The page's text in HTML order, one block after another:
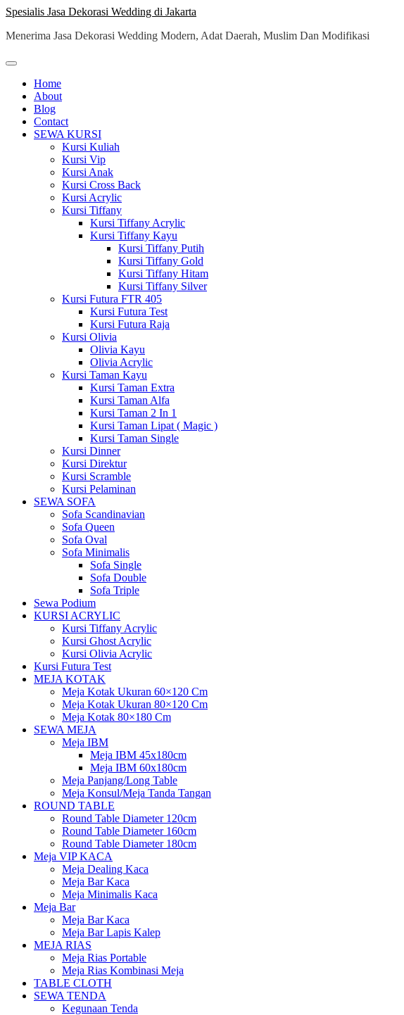
Skip
content
Spesialis Jasa Dekorasi Wedding di Jakarta
Menerima Jasa Dekorasi Wedding Modern, Adat Daerah, Muslim Dan Modifikasi
Home
About
Blog
Contact
SEWA KURSI
Kursi Kuliah
Kursi Vip
Kursi Anak
Kursi Cross Back
Kursi Acrylic
Kursi Tiffany
Kursi Tiffany Acrylic
Kursi Tiffany Kayu
Kursi Tiffany Putih
Kursi Tiffany Gold
Kursi Tiffany Hitam
Kursi Tiffany Silver
Kursi Futura FTR 405
Kursi Futura Test
Kursi Futura Raja
Kursi Olivia
Olivia Kayu
Olivia Acrylic
Kursi Taman Kayu
Kursi Taman Extra
Kursi Taman Alfa
Kursi Taman 2 In 1
Kursi Taman Lipat ( Magic )
Kursi Taman Single
Kursi Dinner
Kursi Direktur
Kursi Scramble
Kursi Pelaminan
SEWA SOFA
Sofa Scandinavian
Sofa Queen
Sofa Oval
Sofa Minimalis
Sofa Single
Sofa Double
Sofa Triple
Sewa Podium
KURSI ACRYLIC
Kursi Tiffany Acrylic
Kursi Ghost Acrylic
Kursi Olivia Acrylic
Kursi Futura Test
MEJA KOTAK
Meja Kotak Ukuran 60×120 Cm
Meja Kotak Ukuran 80×120 Cm
Meja Kotak 80×180 Cm
SEWA MEJA
Meja IBM
Meja IBM 45x180cm
Meja IBM 60x180cm
Meja Panjang/Long Table
Meja Konsul/Meja Tanda Tangan
ROUND TABLE
Round Table Diameter 120cm
Round Table Diameter 160cm
Round Table Diameter 180cm
Meja VIP KACA
Meja Dealing Kaca
Meja Bar Kaca
Meja Minimalis Kaca
Meja Bar
Meja Bar Kaca
Meja Bar Lapis Kalep
MEJA RIAS
Meja Rias Portable
Meja Rias Kombinasi Meja
TABLE CLOTH
SEWA TENDA
Kegunaan Tenda